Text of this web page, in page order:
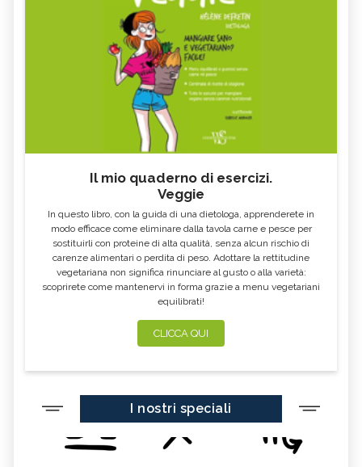
Il mio quaderno di esercizi.
Veggie
In questo libro, con la guida di una dietologa, apprenderete in
modo efficace come eliminare dalla tavola carne e pesce per
sostituirli con proteine di alta qualità, senza alcun rischio di
carenze alimentari o perdita di peso. Adottare la rettitudine
vegetariana non significa rinunciare al gusto o alla varietà:
scoprirete come mantenervi in forma grazie a menu vegetariani
equilibrati!
CLICCA QUI
I nostri speciali